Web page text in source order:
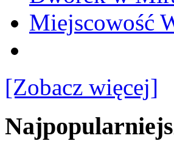
Miejscowość
[Zobacz więcej]